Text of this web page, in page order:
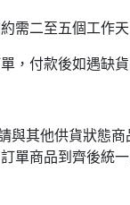
需二至五個工作
，付款後如遇缺
與其他供貨狀態
單商品到齊後統